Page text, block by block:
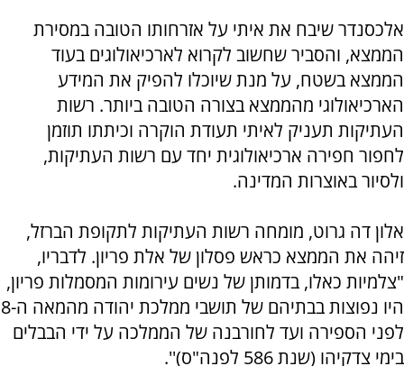
אלכסנדר שיבח את איתי על אזרחותו הטובה במסירת
הממצא, והסביר שחשוב לקרוא לארכיאולוגים בעוד
הממצא בשטח, על מנת שיוכלו להפיק את המידע
הארכיאולוגי מהממצא בצורה הטובה ביותר. רשות
העתיקות תעניק לאיתי תעודת הוקרה וכיתתו תוזמן
לחפור חפירה ארכיאולוגית יחד עם רשות העתיקות,
ולסיור באוצרות המדינה.
אלון דה גרוט, מומחה רשות העתיקות לתקופת הברזל,
זיהה את הממצא כראש פסלון של אלת פריון. לדבריו,
"צלמיות כאלו, בדמותן של נשים עירומות המסמלות פריון,
היו נפוצות בבתיהם של תושבי ממלכת יהודה מהמאה ה-8
לפני הספירה ועד לחורבנה של הממלכה על ידי הבבלים
בימי צדקיהו (שנת 586 לפנה"ס)''.